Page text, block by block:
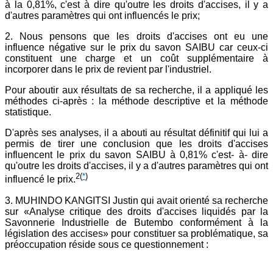
à la 0,81%, c'est à dire qu'outre les droits d'accises, il y a
d'autres paramètres qui ont influencés le prix;
2. Nous pensons que les droits d'accises ont eu une
influence négative sur le prix du savon SAIBU car ceux-ci
constituent une charge et un coût supplémentaire à
incorporer dans le prix de revient par l'industriel.
Pour aboutir aux résultats de sa recherche, il a appliqué les
méthodes ci-après : la méthode descriptive et la méthode
statistique.
D'après ses analyses, il a abouti au résultat définitif qui lui a
permis de tirer une conclusion que les droits d'accises
influencent le prix du savon SAIBU à 0,81% c'est- à- dire
qu'outre les droits d'accises, il y a d'autres paramètres qui ont
influencé le prix.2(*)
3. MUHINDO KANGITSI Justin qui avait orienté sa recherche
sur «Analyse critique des droits d'accises liquidés par la
Savonnerie Industrielle de Butembo conformément à la
législation des accises» pour constituer sa problématique, sa
préoccupation réside sous ce questionnement :